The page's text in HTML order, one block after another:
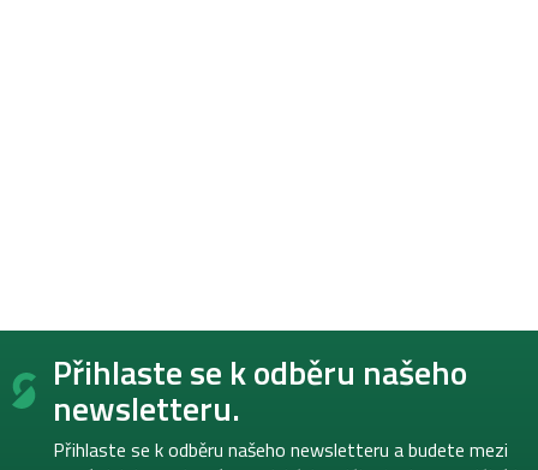
Z
Přihlaste se k odběru našeho
newsletteru.
Přihlaste se k odběru našeho newsletteru a budete mezi